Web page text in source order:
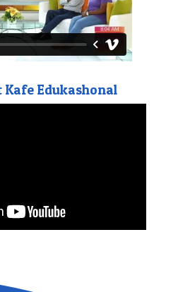
Edukashonal